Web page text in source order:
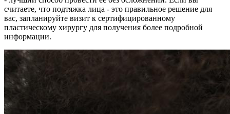
считаете, что подтяжка лица - это правильное решение для
вас, запланируйте визит к сертифицированному
пластическому хирургу для получения более подробной
информации.